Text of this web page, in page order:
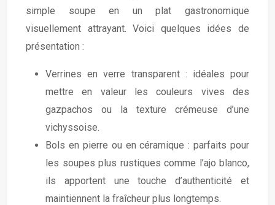
simple soupe en un plat gastronomique
visuellement attrayant. Voici quelques idées de
présentation :
Verrines en verre transparent : idéales pour
mettre en valeur les couleurs vives des
gazpachos ou la texture crémeuse d’une
vichyssoise.
Bols en pierre ou en céramique : parfaits pour
les soupes plus rustiques comme l’ajo blanco,
ils apportent une touche d’authenticité et
maintiennent la fraîcheur plus longtemps.